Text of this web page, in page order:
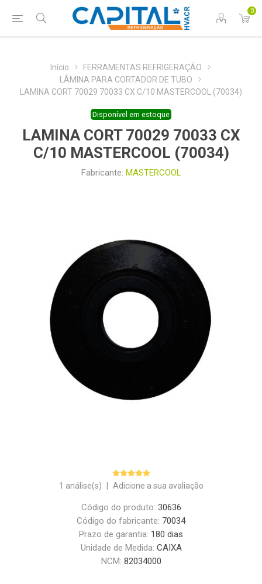
0
Início
FERRAMENTAS REFRIGERAÇÃO
LÂMINA PARA CORTADOR DE TUBO
LAMINA CORT 70029 70033 CX C/10 MASTERCOOL (70034)
Disponível em estoque
LAMINA CORT 70029 70033 CX
C/10 MASTERCOOL (70034)
Fabricante: MASTERCOOL
1 análise(s) Adicione a sua avaliação
Código do produto: 30636
Código do fabricante: 70034
Prazo de garantia: 180 dias
Unidade de Medida: CAIXA
NCM: 82034000